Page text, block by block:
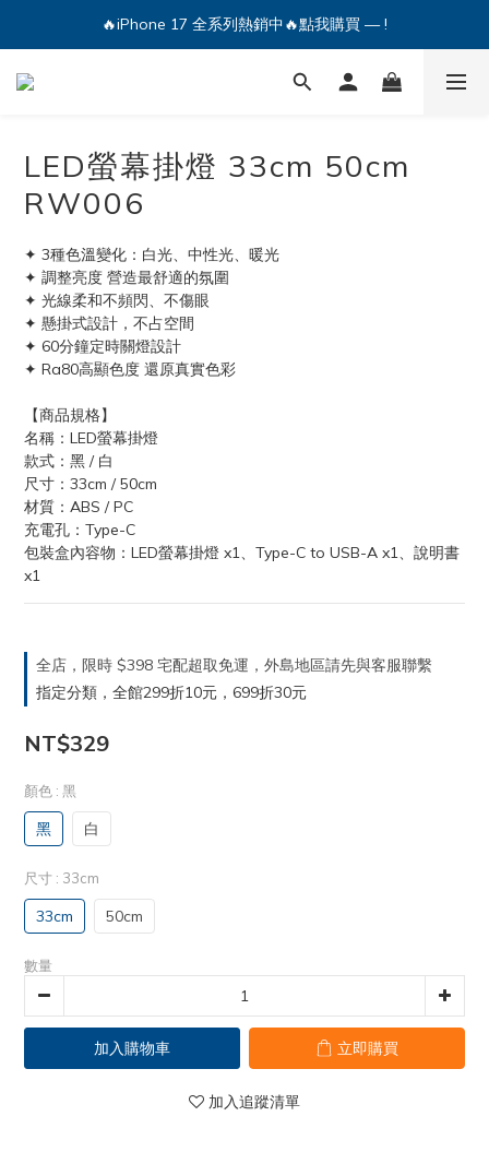
🔥iPhone 17 全系列熱銷中🔥點我購買 — !
💕加入Q哥 Line 新好友領優惠券！🎫
🔥iPhone 17 全系列熱銷中🔥點我購買 — !
LED螢幕掛燈 33cm 50cm
RW006
✦ 3種色溫變化：白光、中性光、暖光
✦ 調整亮度 營造最舒適的氛圍
✦ 光線柔和不頻閃、不傷眼
✦ 懸掛式設計，不占空間
✦ 60分鐘定時關燈設計
✦ Ra80高顯色度 還原真實色彩
【商品規格】
名稱：LED螢幕掛燈
款式：黑 / 白
尺寸：33cm / 50cm
材質：ABS / PC
充電孔：Type-C
包裝盒內容物：LED螢幕掛燈 x1、Type-C to USB-A x1、說明書
x1
全店，限時 $398 宅配超取免運，外島地區請先與客服聯繫
指定分類，全館299折10元，699折30元
NT$329
顏色 : 黑
黑 白
尺寸 : 33cm
33cm 50cm
數量
加入購物車 立即購買
加入追蹤清單